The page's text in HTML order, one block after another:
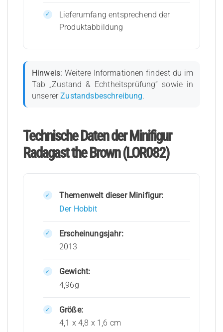
Lieferumfang entsprechend der
Produktabbildung
Hinweis: Weitere Informationen findest du im
Tab „Zustand & Echtheitsprüfung“ sowie in
unsererZustandsbeschreibung.
Technische Daten der Minifigur
Radagast the Brown (LOR082)
Themenwelt dieser Minifigur:
Der Hobbit
Erscheinungsjahr:
2013
Gewicht:
4,96g
Größe:
4,1 x 4,8 x 1,6 cm